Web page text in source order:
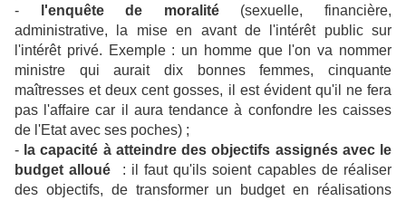
-
l'enquête de moralité(sexuelle, financière,
administrative, la mise en avant de l'intérêt public sur
l'intérêt privé. Exemple : un homme que l'on va nommer
ministre qui aurait dix bonnes femmes, cinquante
maîtresses et deux cent gosses, il est évident qu'il ne fera
pas l'affaire car il aura tendance à confondre les caisses
de l'Etat avec ses poches) ;
- la capacité à atteindre des objectifs assignés avec le
budget alloué : il faut qu'ils soient capables de réaliser
des objectifs, de transformer un budget en réalisations